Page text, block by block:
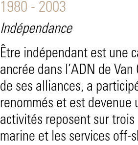
1980 - 2003
Indépendance
Être indépendant est une
ancrée dans l’ADN de
de ses alliances, a
renommés et est
activités reposent sur
marine et les services off-